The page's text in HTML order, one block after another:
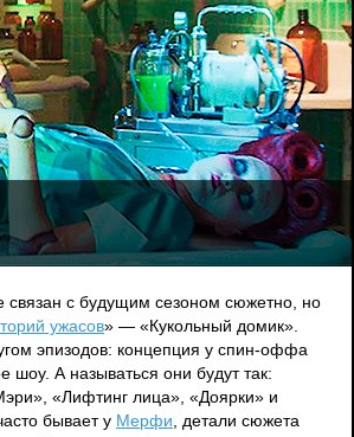
связан с будущим сезоном сюжетно, но
ужасов» — «Кукольный домик».
эпизодов: концепция у спин-оффа
шоу. А называться они будут так:
«Лифтинг лица», «Доярки» и
бывает у Мерфи , детали сюжета